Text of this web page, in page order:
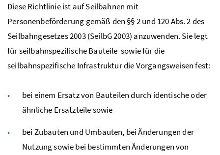
Diese Richtlinie ist auf Seilbahnen mit
Personenbeförderung gemäß den §§ 2 und 120 Abs. 2 des
Seilbahngesetzes 2003 (SeilbG 2003) anzuwenden. Sie legt
für seilbahnspezifische Bauteile sowie für die
seilbahnspezifische Infrastruktur die Vorgangsweisen fest:
bei einem Ersatz von Bauteilen durch identische oder
ähnliche Ersatzteile sowie
bei Zubauten und Umbauten, bei Änderungen der
Nutzung sowie bei bestimmten Änderungen von